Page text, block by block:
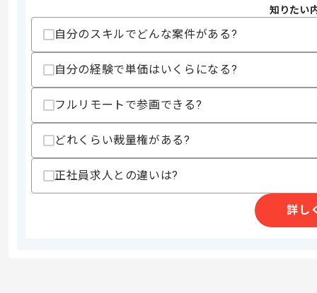
スキル
・UI/UXを考慮した設計、デザインの経
歓迎スキル
UXエンジニアリングに関する実績
・フロントエンド→データモデル設計等
・バックエンド→APIに関するI/F設計等
スキルに不安がある方へ
上記に似た経験やスキルをお持ちであれば申
知りたい
自分のスキルでどんな案件がある?
自分の経験で単価はいくらになる?
フルリモートで参画できる?
どれくらい裁量権がある?
正社員求人との違いは?
詳し